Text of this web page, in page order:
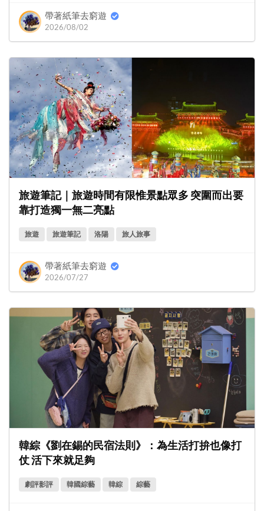
帶著紙筆去窮遊
2026/08/02
旅遊筆記｜旅遊時間有限惟景點眾多 突圍而出要
靠打造獨一無二亮點
旅遊 旅遊筆記 洛陽 旅人旅事
帶著紙筆去窮遊
2026/07/27
韓綜《劉在錫的民宿法則》：為生活打拚也像打
仗 活下來就足夠
劇評影評 韓國綜藝 韓綜 綜藝